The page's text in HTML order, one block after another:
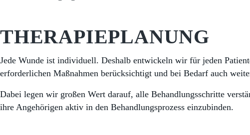
THERAPIEPLANUNG
Jede Wunde ist individuell. Deshalb entwickeln wir für jeden
erforderlichen Maßnahmen berücksichtigt und bei Bedarf auch
Dabei legen wir großen Wert darauf, alle Behandlungsschritte
ihre Angehörigen aktiv in den Behandlungsprozess einzubinden.